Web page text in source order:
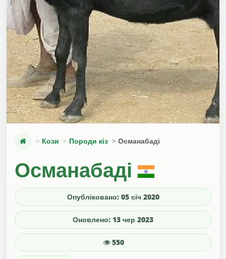
Кози Породи кіз Османабаді
Османабаді
Опубліковано: 05 січ 2020
Оновлено: 13 чер 2023
550